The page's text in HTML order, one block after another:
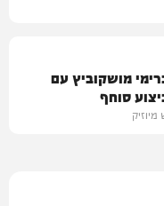
מושקוביץ עם
סוחף